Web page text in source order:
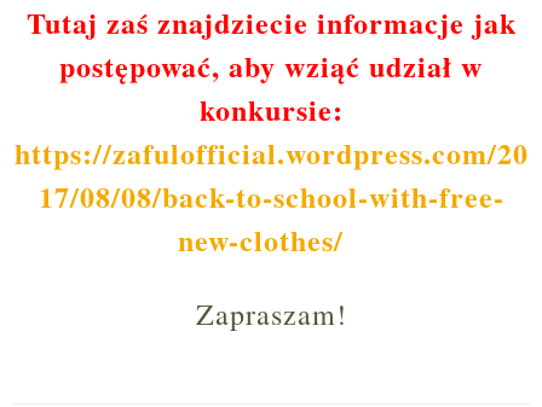
Tutaj zaś znajdziecie informacje jak
postępować, aby wziąć udział w
konkursie:
https://zafulofficial.wordpress.com/20
17/08/08/back-to-school-with-free-
new-clothes/
Zapraszam!